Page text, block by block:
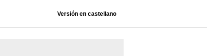
Versión en castellano